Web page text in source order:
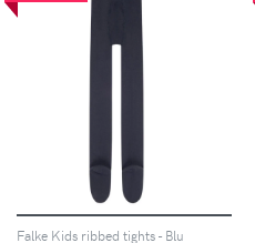
Falke Kids ribbed tights - Blu